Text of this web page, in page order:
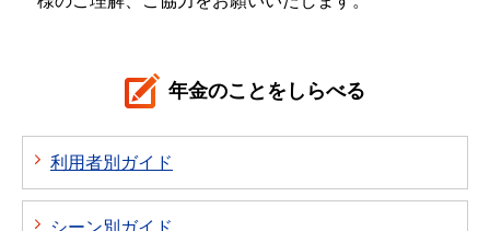
年金のことをしらべる
利用者別ガイド
シーン別ガイド